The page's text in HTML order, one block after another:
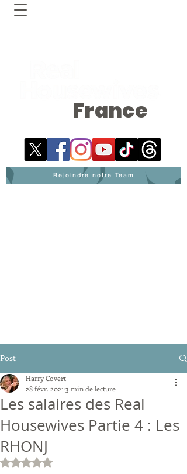
France
Rejoindre notre Team
Post
Les salaires des Real
Housewives Partie 4 : Les
RHONJ
Harry Covert
28 févr. 2021 3 min de lecture
Noté NaN étoiles sur 5.